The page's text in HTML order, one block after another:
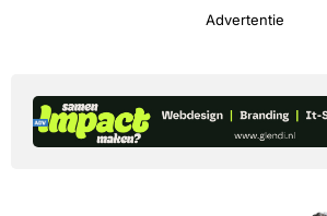
Advertentie